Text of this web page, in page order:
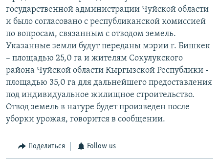
государственной администрации Чуйской области
и было согласовано с республиканской комиссией
по вопросам, связанным с отводом земель.
Указанные земли будут переданы мэрии г. Бишкек
– площадью 25,0 га и жителям Сокулукского
района Чуйской области Кыргызской Республики -
площадью 35,0 га для дальнейшего предоставления
под индивидуальное жилищное строительство.
Отвод земель в натуре будет произведен после
уборки урожая, говорится в сообщении.
Поделиться Follow us